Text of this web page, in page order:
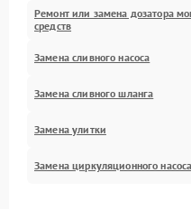
Ремонт или замена дозатора
средств
Замена сливного насоса
Замена сливного шланга
Замена улитки
Замена циркуляционного насоса